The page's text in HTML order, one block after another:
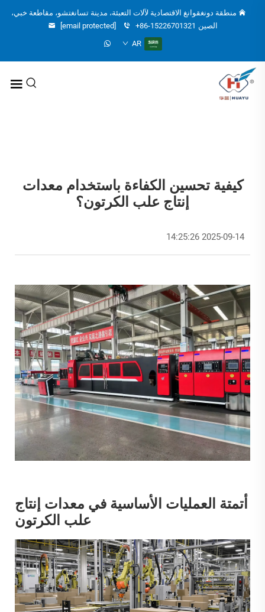
منطقة دونغقوانغ الاقتصادية لآلات التعبئة، مدينة تسانغتشو، مقاطعة خبي،
الصين +86-15226701321
[email protected]
AR
كيفية تحسين الكفاءة باستخدام معدات
إنتاج علب الكرتون؟
2025-09-14 14:25:26
أتمتة العمليات الأساسية في معدات إنتاج
علب الكرتون